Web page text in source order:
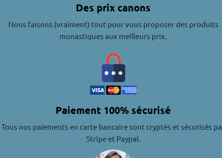
Des prix canons
Nous faisons (vraiment) tout pour vous proposer des produits
monastiques aux meilleurs prix.
Paiement 100% sécurisé
Tous nos paiements en carte bancaire sont cryptés et sécurisés
Stripe et Paypal.